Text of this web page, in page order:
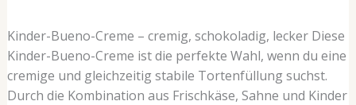
Kinder-Bueno-Creme – cremig, schokoladig, lecker Diese
Kinder-Bueno-Creme ist die perfekte Wahl, wenn du eine
cremige und gleichzeitig stabile Tortenfüllung suchst.
Durch die Kombination aus Frischkäse, Sahne und Kinder